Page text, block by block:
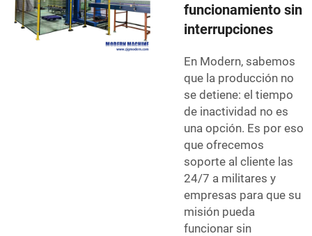
funcionamiento sin
interrupciones
En Modern, sabemos
que la producción no
se detiene: el tiempo
de inactividad no es
una opción. Es por eso
que ofrecemos
soporte al cliente las
24/7 a militares y
empresas para que su
misión pueda
funcionar sin